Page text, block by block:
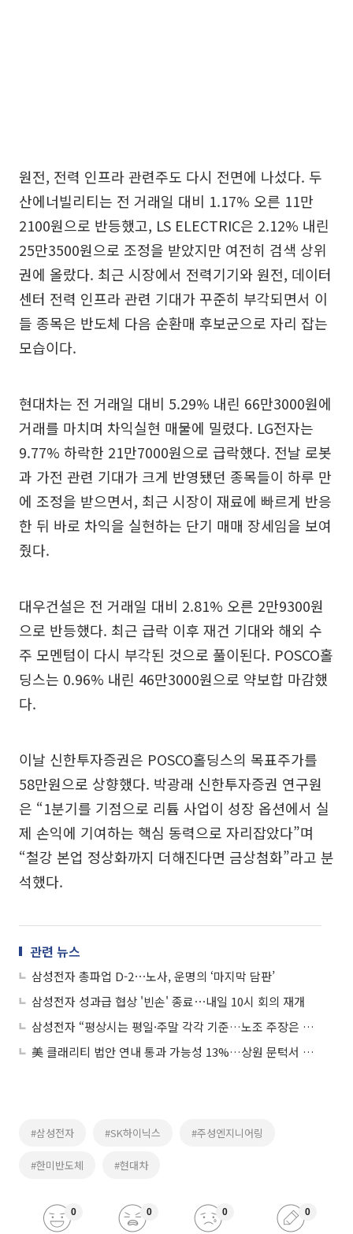
원전, 전력 인프라 관련주도 다시 전면에 나섰다. 두
산에너빌리티는 전 거래일 대비 1.17% 오른 11만
2100원으로 반등했고, LS ELECTRIC은 2.12% 내린
25만3500원으로 조정을 받았지만 여전히 검색 상위
권에 올랐다. 최근 시장에서 전력기기와 원전, 데이터
센터 전력 인프라 관련 기대가 꾸준히 부각되면서 이
들 종목은 반도체 다음 순환매 후보군으로 자리 잡는
모습이다.
현대차는 전 거래일 대비 5.29% 내린 66만3000원에
거래를 마치며 차익실현 매물에 밀렸다. LG전자는
9.77% 하락한 21만7000원으로 급락했다. 전날 로봇
과 가전 관련 기대가 크게 반영됐던 종목들이 하루 만
에 조정을 받으면서, 최근 시장이 재료에 빠르게 반응
한 뒤 바로 차익을 실현하는 단기 매매 장세임을 보여
줬다.
대우건설은 전 거래일 대비 2.81% 오른 2만9300원
으로 반등했다. 최근 급락 이후 재건 기대와 해외 수
주 모멘텀이 다시 부각된 것으로 풀이된다. POSCO홀
딩스는 0.96% 내린 46만3000원으로 약보합 마감했
다.
이날 신한투자증권은 POSCO홀딩스의 목표주가를
58만원으로 상향했다. 박광래 신한투자증권 연구원
은 “1분기를 기점으로 리튬 사업이 성장 옵션에서 실
제 손익에 기여하는 핵심 동력으로 자리잡았다”며
“철강 본업 정상화까지 더해진다면 금상첨화”라고 분
석했다.
관련 뉴스
삼성전자 총파업 D-2⋯노사, 운명의 ‘마지막 담판’
삼성전자 성과급 협상 '빈손' 종료⋯내일 10시 회의 재개
삼성전자 “평상시는 평일·주말 각각 기준…노조 주장은 법원 결정 호도”
美 클래리티 법안 연내 통과 가능성 13%…상원 문턱서 제동
#삼성전자 #SK하이닉스 #주성엔지니어링
#한미반도체 #현대차
0 0 0 0